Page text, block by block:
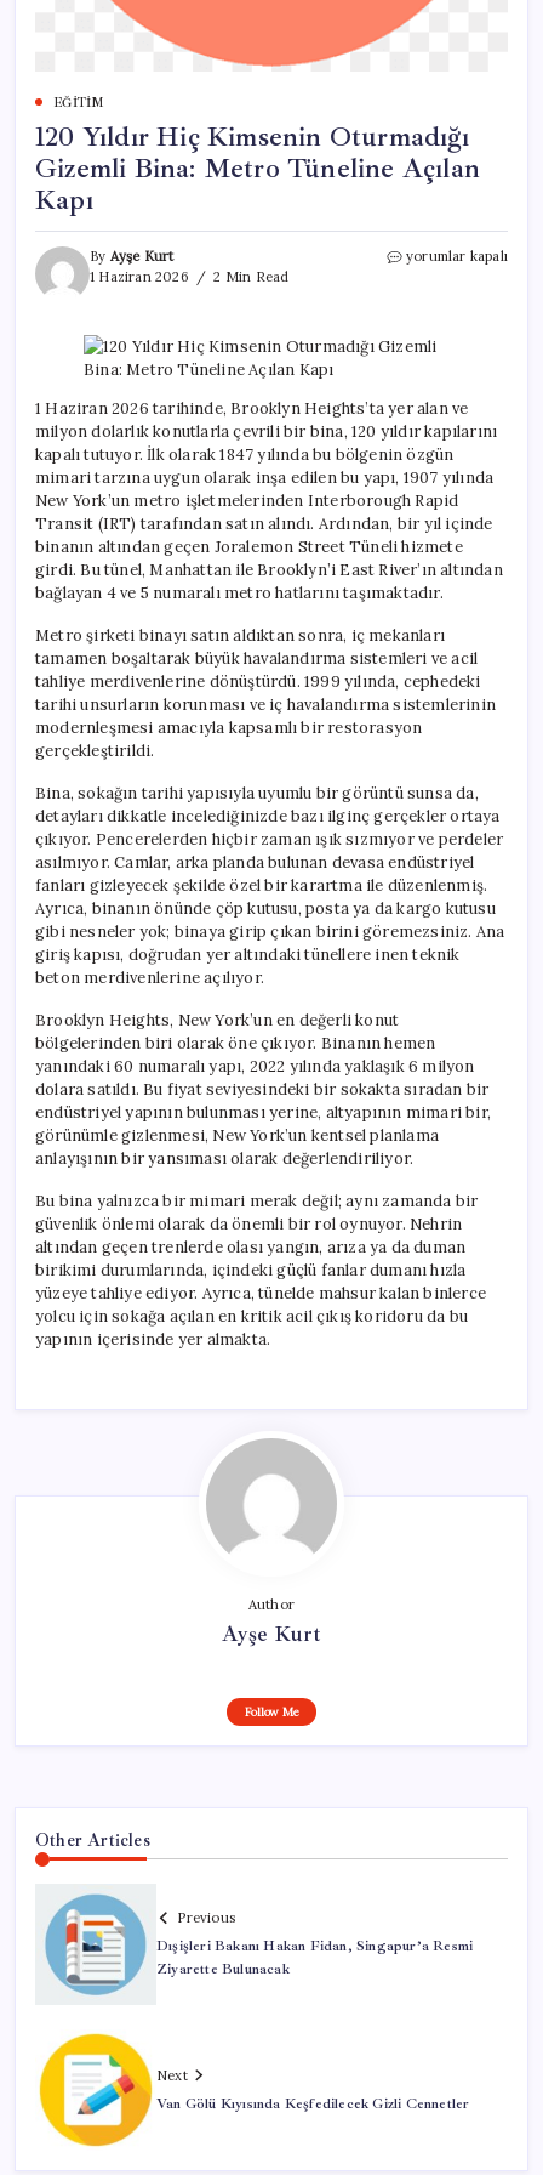
EĞITIM
120 Yıldır Hiç Kimsenin Oturmadığı
Gizemli Bina: Metro Tüneline Açılan
Kapı
By Ayşe Kurt
1 Haziran 2026
2 Min Read
120
Oturmadığı
Gizemli
Metro
Tüneline
Açılan
Kapı
için
yorumlar kapalı
1 Haziran 2026 tarihinde, Brooklyn Heights’ta yer alan ve
milyon dolarlık konutlarla çevrili bir bina, 120 yıldır kapılarını
kapalı tutuyor. İlk olarak 1847 yılında bu bölgenin özgün
mimari tarzına uygun olarak inşa edilen bu yapı, 1907 yılında
New York’un metro işletmelerinden Interborough Rapid
Transit (IRT) tarafından satın alındı. Ardından, bir yıl içinde
binanın altından geçen Joralemon Street Tüneli hizmete
girdi. Bu tünel, Manhattan ile Brooklyn’i East River’ın altından
bağlayan 4 ve 5 numaralı metro hatlarını taşımaktadır.
Metro şirketi binayı satın aldıktan sonra, iç mekanları
tamamen boşaltarak büyük havalandırma sistemleri ve acil
tahliye merdivenlerine dönüştürdü. 1999 yılında, cephedeki
tarihi unsurların korunması ve iç havalandırma sistemlerinin
modernleşmesi amacıyla kapsamlı bir restorasyon
gerçekleştirildi.
Bina, sokağın tarihi yapısıyla uyumlu bir görüntü sunsa da,
detayları dikkatle incelediğinizde bazı ilginç gerçekler ortaya
çıkıyor. Pencerelerden hiçbir zaman ışık sızmıyor ve perdeler
asılmıyor. Camlar, arka planda bulunan devasa endüstriyel
fanları gizleyecek şekilde özel bir karartma ile düzenlenmiş.
Ayrıca, binanın önünde çöp kutusu, posta ya da kargo kutusu
gibi nesneler yok; binaya girip çıkan birini göremezsiniz. Ana
giriş kapısı, doğrudan yer altındaki tünellere inen teknik
beton merdivenlerine açılıyor.
Brooklyn Heights, New York’un en değerli konut
bölgelerinden biri olarak öne çıkıyor. Binanın hemen
yanındaki 60 numaralı yapı, 2022 yılında yaklaşık 6 milyon
dolara satıldı. Bu fiyat seviyesindeki bir sokakta sıradan bir
endüstriyel yapının bulunması yerine, altyapının mimari bir,
görünümle gizlenmesi, New York’un kentsel planlama
anlayışının bir yansıması olarak değerlendiriliyor.
Bu bina yalnızca bir mimari merak değil; aynı zamanda bir
güvenlik önlemi olarak da önemli bir rol oynuyor. Nehrin
altından geçen trenlerde olası yangın, arıza ya da duman
birikimi durumlarında, içindeki güçlü fanlar dumanı hızla
yüzeye tahliye ediyor. Ayrıca, tünelde mahsur kalan binlerce
yolcu için sokağa açılan en kritik acil çıkış koridoru da bu
yapının içerisinde yer almakta.
Author
Ayşe Kurt
Follow Me
Other Articles
Previous
Dışişleri Bakanı Hakan Fidan, Singapur’a Resmi
Ziyarette Bulunacak
Next
Van Gölü Kıyısında Keşfedilecek Gizli Cennetler